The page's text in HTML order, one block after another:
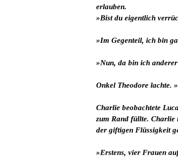
erlauben.
»Bist du eigentlich
»Im Gegenteil, ich bin
»Nun, da bin ich
Onkel Theodore lachte.
Charlie beobachtete
zum Rand füllte. Charlie
der giftigen Flüssigkeit
»Erstens, vier Frauen